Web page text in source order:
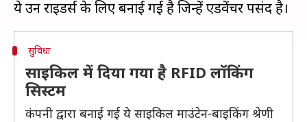
सुविधा
साइकिल में दिया गया है RFID लॉकिंग
सिस्टम
कंपनी द्वारा बनाई गई ये साइकिल माउंटेन-बाइकिंग श्रेणी